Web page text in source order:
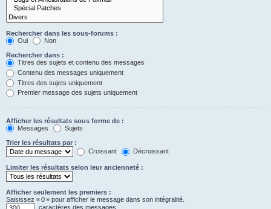
Rechercher dans les sous-forums :
Oui
Non
Rechercher dans :
Titres des sujets et contenu des messages
Contenu des messages uniquement
Titres des sujets uniquement
Premier message des sujets uniquement
Afficher les résultats sous forme de :
Messages
Sujets
Trier les résultats par :
Croissant
Décroissant
Limiter les résultats selon leur ancienneté :
Afficher seulement les premiers :
Saisissez « 0 » pour afficher le message dans son intégralité.
caractères des messages